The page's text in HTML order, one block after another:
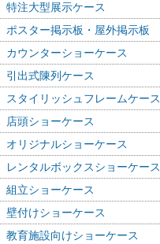
特注大型展示ケース
ポスター掲示板・屋外掲示板
カウンターショーケース
引出式陳列ケース
スタイリッシュフレームケース
店頭ショーケース
オリジナルショーケース
レンタルボックスショーケース
組立ショーケース
壁付けショーケース
教育施設向けショーケース